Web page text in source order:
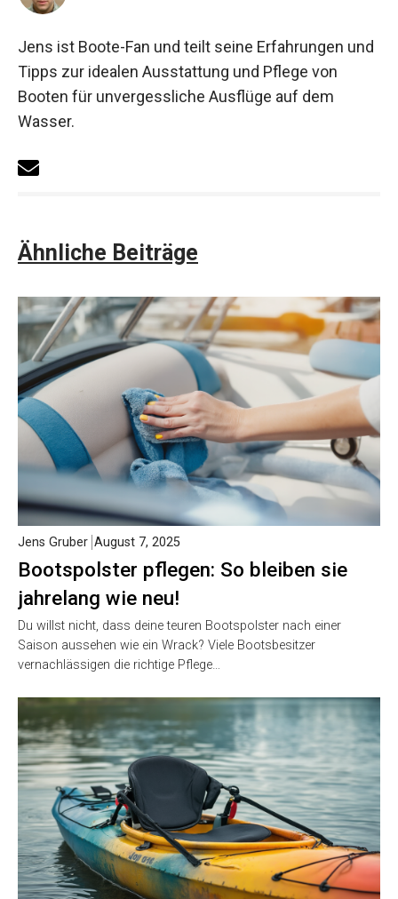
Jens ist Boote-Fan und teilt seine Erfahrungen und
Tipps zur idealen Ausstattung und Pflege von
Booten für unvergessliche Ausflüge auf dem
Wasser.
Ähnliche Beiträge
Bootspolster pflegen: So bleiben sie
jahrelang wie neu!
Jens Gruber August 7, 2025
Du willst nicht, dass deine teuren Bootspolster nach einer
Saison aussehen wie ein Wrack? Viele Bootsbesitzer
vernachlässigen die richtige Pflege…